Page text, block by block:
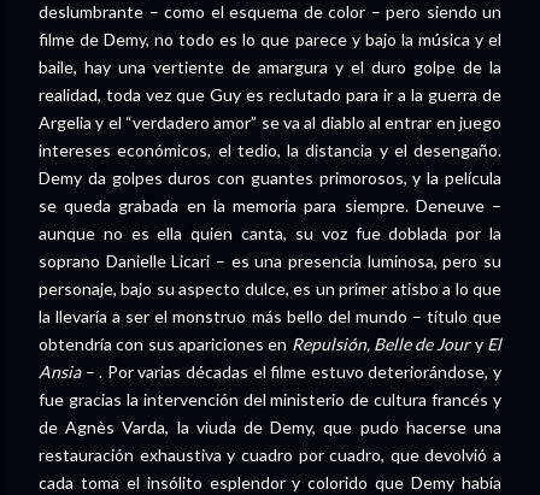
deslumbrante – como el esquema de color – pero siendo un
filme de Demy, no todo es lo que parece y bajo la música y el
baile, hay una vertiente de amargura y el duro golpe de la
realidad, toda vez que Guy es reclutado para ir a la guerra de
Argelia y el “verdadero amor” se va al diablo al entrar en juego
intereses económicos, el tedio, la distancia y el desengaño.
Demy da golpes duros con guantes primorosos, y la película
se queda grabada en la memoria para siempre. Deneuve –
aunque no es ella quien canta, su voz fue doblada por la
soprano Danielle Licari – es una presencia luminosa, pero su
personaje, bajo su aspecto dulce, es un primer atisbo a lo que
la llevaría a ser el monstruo más bello del mundo – título que
obtendría con sus apariciones en Repulsión, Belle de JouryEl
Ansia– . Por varias décadas el filme estuvo deteriorándose, y
fue gracias la intervención del ministerio de cultura francés y
de Agnès Varda, la viuda de Demy, que pudo hacerse una
restauración exhaustiva y cuadro por cuadro, que devolvió a
cada toma el insólito esplendor y colorido que Demy había